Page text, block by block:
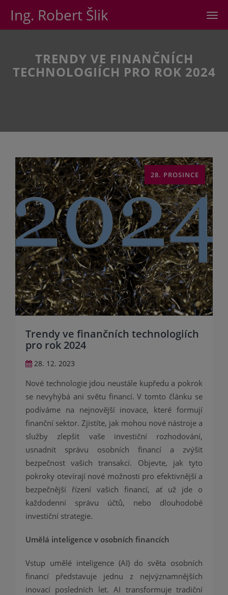
Ing. Robert Šlik
TRENDY VE FINANČNÍCH
TECHNOLOGIÍCH PRO ROK 2024
Trendy ve finančních technologiích
pro rok 2024
28. 12. 2023
28. PROSINCE
Nové technologie jdou neustále kupředu a pokrok
se nevyhýbá ani světu financí. V tomto článku se
podíváme na nejnovější inovace, které formují
finanční sektor. Zjistíte, jak mohou nové nástroje a
služby zlepšit vaše investiční rozhodování,
usnadnit správu osobních financí a zvýšit
bezpečnost vašich transakcí. Objevte, jak tyto
pokroky otevírají nové možnosti pro efektivnější a
bezpečnější řízení vašich financí, ať už jde o
každodenní správu účtů, nebo dlouhodobé
investiční strategie.
Umělá inteligence v osobních financích
Vstup umělé inteligence (AI) do světa osobních
financí představuje jednu z nejvýznamnějších
inovací posledních let. AI transformuje tradiční